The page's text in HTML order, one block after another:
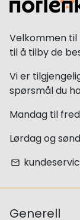
Velkommen til
til å tilby de
Vi er
spørsmål du
Mandag til
Lørdag og
email
Generell